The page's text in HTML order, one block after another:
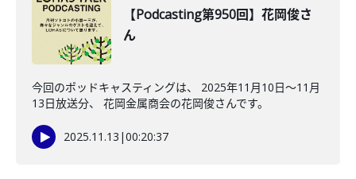
【Podcasting第950回】花岡俊さ
ん
今回のポッドキャスティングは、 2025年11月10日〜11月
13日放送分、 花岡金属商会の花岡俊さんです。
2025.11.13 |00:20:37